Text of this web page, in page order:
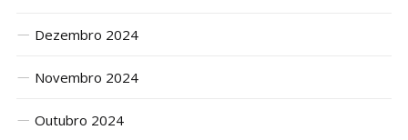
Dezembro 2024
Novembro 2024
Outubro 2024